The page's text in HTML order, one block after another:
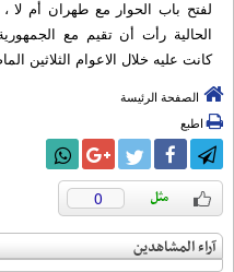
لفتح باب الحوار مع طهران أم لا ،
الحالية رأت أن تقيم مع
كانت عليه خلال الاعوام الثلاثين
الصفحة الرئيسة
اطبع
0
آراء المشاهدين